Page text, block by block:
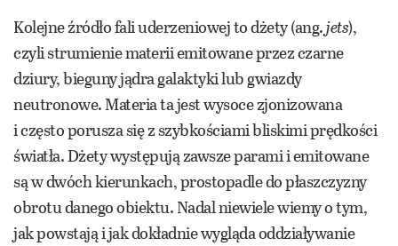
Kolejne źródło fali uderzeniowej to dżety (ang.jets),
czyli strumienie materii emitowane przez czarne
dziury, bieguny jądra galaktyki lub gwiazdy
neutronowe. Materia ta jest wysoce zjonizowana
i często porusza się z szybkościami bliskimi prędkości
światła. Dżety występują zawsze parami i emitowane
są w dwóch kierunkach, prostopadle do płaszczyzny
obrotu danego obiektu. Nadal niewiele wiemy o tym,
jak powstają i jak dokładnie wygląda oddziaływanie